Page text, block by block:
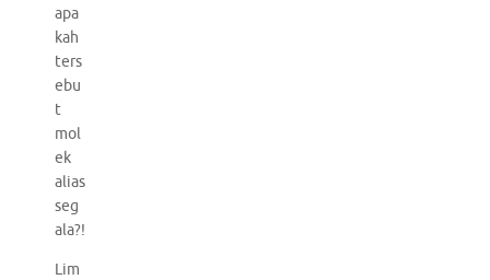
apa
kah
ters
ebu
t
mol
ek
alias
seg
ala?!
Lim